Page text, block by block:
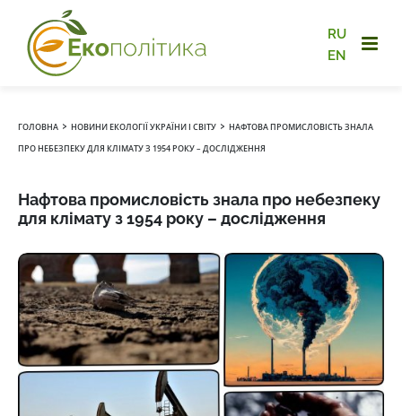
RU
EN
ГОЛОВНА › НОВИНИ ЕКОЛОГІЇ УКРАЇНИ І СВІТУ › НАФТОВА ПРОМИСЛОВІСТЬ ЗНАЛА
ПРО НЕБЕЗПЕКУ ДЛЯ КЛІМАТУ З 1954 РОКУ – ДОСЛІДЖЕННЯ
Нафтова промисловість знала про небезпеку
для клімату з 1954 року – дослідження